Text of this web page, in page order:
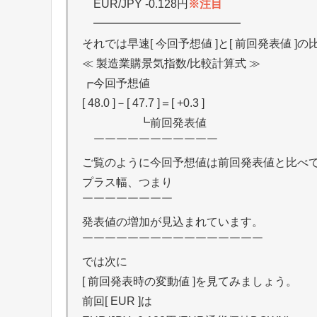
EUR/JPY -0.128円 ※注目
━━━━━━━━━━━━━
それでは早速[ 今回予想値 ]と[ 前回発表値 ]の
≪ 製造業購景気指数/比較計算式 ≫
┏今回予想値
[ 48.0 ]－[ 47.7 ]＝[ +0.3 ]
┗前回発表値
￣￣￣￣￣￣￣￣￣￣￣
ご覧のように今回予想値は前回発表値と比べ
プラス幅、つまり
￣￣￣￣￣￣￣￣
発表値の増加が見込まれています。
￣￣￣￣￣￣￣￣￣￣￣￣￣￣￣￣
では次に
[ 前回発表時の変動値 ]を見てみましょう。
前回[ EUR ]は